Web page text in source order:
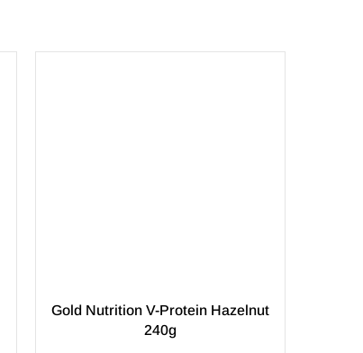
Gold Nutrition V-Protein Hazelnut
240g